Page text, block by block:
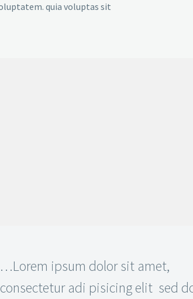
quia voluptas sit
…Lorem ipsum dolor sit amet,
consectetur adi pisicing elit sed